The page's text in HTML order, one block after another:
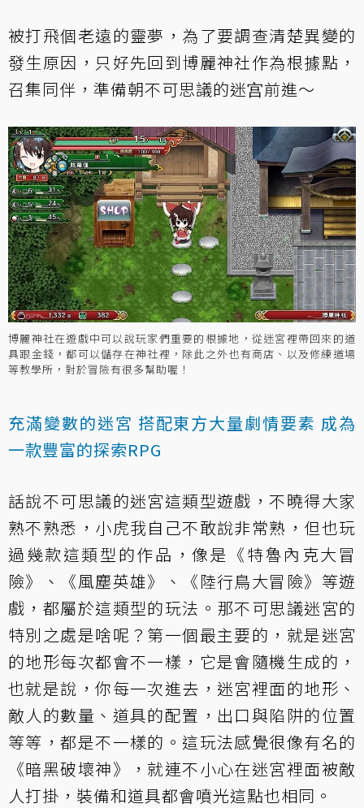
被打飛個老遠的靈夢，為了要調查清楚異變的
發生原因，只好先回到博麗神社作為根據點，
召集同伴，準備朝不可思議的迷宫前進～
博麗神社在遊戲中可以說玩家們重要的根據地，從迷宮裡帶回來的道
具跟金錢，都可以儲存在神社裡，除此之外也有商店、以及修練道場
等教學所，對於冒險有很多幫助喔！
充滿變數的迷宮 搭配東方大量劇情要素 成為
一款豐富的探索RPG
話說不可思議的迷宮這類型遊戲，不曉得大家
熟不熟悉，小虎我自己不敢說非常熟，但也玩
過幾款這類型的作品，像是《特魯內克大冒
險》、《風塵英雄》、《陸行鳥大冒險》等遊
戲，都屬於這類型的玩法。那不可思議迷宮的
特別之處是啥呢？第一個最主要的，就是迷宮
的地形每次都會不一樣，它是會隨機生成的，
也就是說，你每一次進去，迷宮裡面的地形、
敵人的數量、道具的配置，出口與陷阱的位置
等等，都是不一樣的。這玩法感覺很像有名的
《暗黑破壞神》，就連不小心在迷宮裡面被敵
人打掛，裝備和道具都會噴光這點也相同。